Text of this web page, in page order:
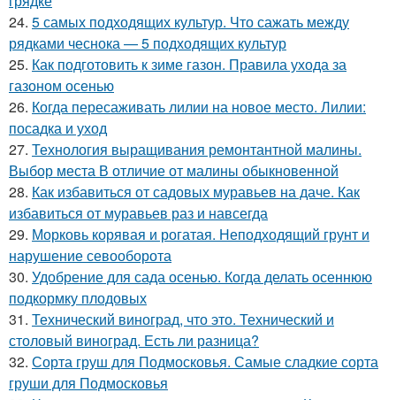
24. 5 самых подходящих культур. Что сажать между
рядками чеснока — 5 подходящих культур
25. Как подготовить к зиме газон. Правила ухода за
газоном осенью
26. Когда пересаживать лилии на новое место. Лилии:
посадка и уход
27. Технология выращивания ремонтантной малины.
Выбор места В отличие от малины обыкновенной
28. Как избавиться от садовых муравьев на даче. Как
избавиться от муравьев раз и навсегда
29. Морковь корявая и рогатая. Неподходящий грунт и
нарушение севооборота
30. Удобрение для сада осенью. Когда делать осеннюю
подкормку плодовых
31. Технический виноград, что это. Технический и
столовый виноград. Есть ли разница?
32. Сорта груш для Подмосковья. Самые сладкие сорта
груши для Подмосковья